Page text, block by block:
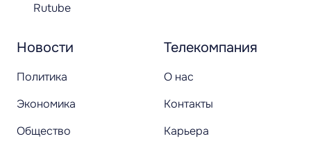
Новости
Политика
Экономика
Общество
Телекомпания
О нас
Контакты
Карьера
Rutube